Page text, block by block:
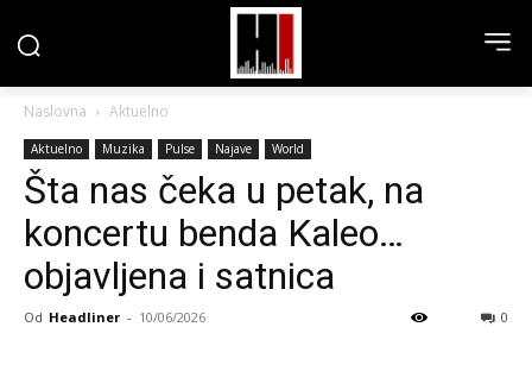
Naslovna Aktuelno
Aktuelno Muzika Pulse Najave World
Šta nas čeka u petak, na
koncertu benda Kaleo…
objavljena i satnica
Od Headliner - 10/06/2026 0